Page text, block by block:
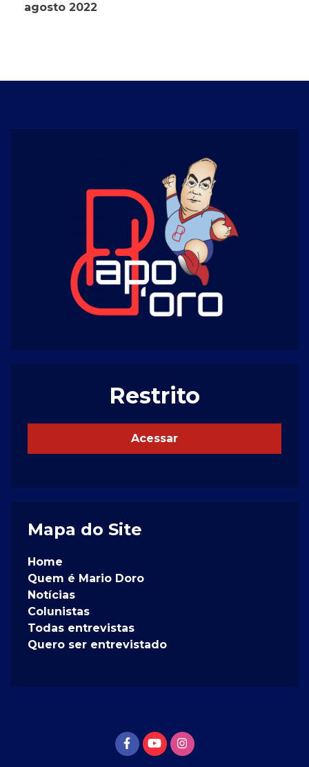
agosto 2022
Restrito
Acessar
Mapa do Site
Home
Quem é Mario Doro
Notícias
Colunistas
Todas entrevistas
Quero ser entrevistado